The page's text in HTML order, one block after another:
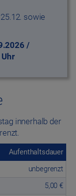
sowie
/
innerhalb der
Aufenthaltsdauer
unbegrenzt
5,00 €